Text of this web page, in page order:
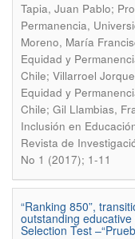
Tapia, Juan Pablo;
Permanencia,
Moreno, María
Equidad y
Chile; Villarroel
Equidad y
Chile; Gil Llambias,
Inclusión en
Revista de
No 1 (2017); 1-11
“Ranking 850”,
outstanding
Selection Test